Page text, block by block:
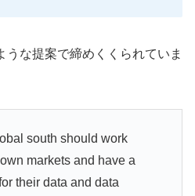
うな提案で締めくくられていま
south should work
markets and have a
their data and data